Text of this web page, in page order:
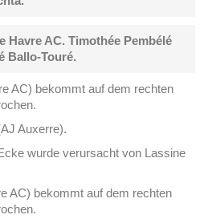
Havre AC. Timothée Pembélé
Ballo-Touré.
AC) bekommt auf dem rechten
Auxerre).
wurde verursacht von Lassine
AC) bekommt auf dem rechten